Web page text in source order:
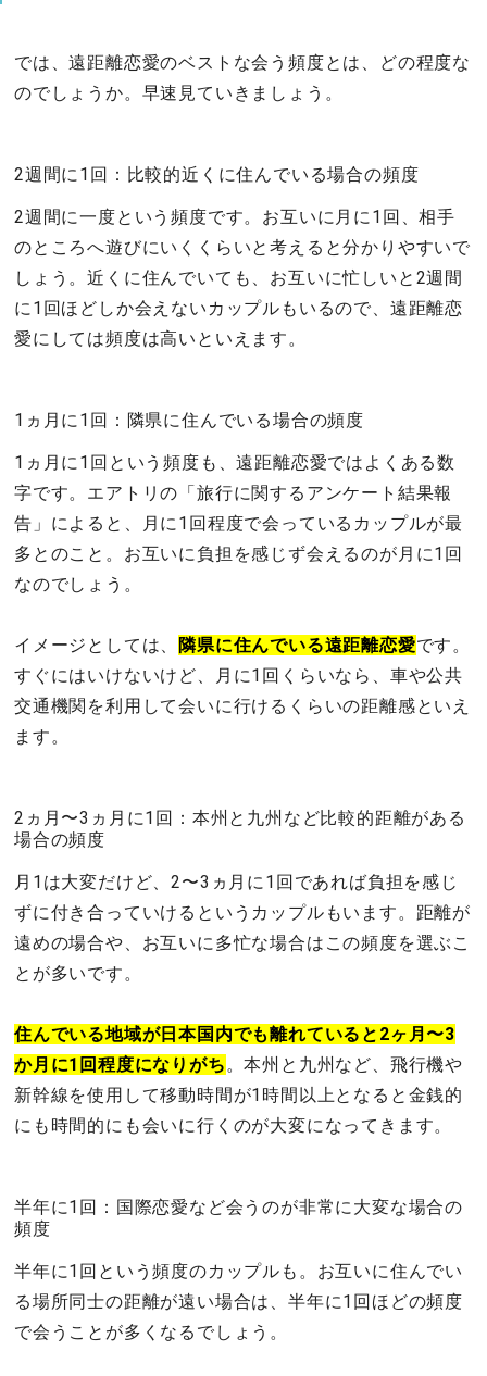
では、遠距離恋愛のベストな会う頻度とは、どの程度な
のでしょうか。早速見ていきましょう。
2週間に1回：比較的近くに住んでいる場合の頻度
2週間に一度という頻度です。お互いに月に1回、相手
のところへ遊びにいくくらいと考えると分かりやすいで
しょう。近くに住んでいても、お互いに忙しいと2週間
に1回ほどしか会えないカップルもいるので、遠距離恋
愛にしては頻度は高いといえます。
1ヵ月に1回：隣県に住んでいる場合の頻度
1ヵ月に1回という頻度も、遠距離恋愛ではよくある数
字です。エアトリの「旅行に関するアンケート結果報
告」によると、月に1回程度で会っているカップルが最
多とのこと。お互いに負担を感じず会えるのが月に1回
なのでしょう。
イメージとしては、 隣県に住んでいる遠距離恋愛です。
すぐにはいけないけど、月に1回くらいなら、車や公共
交通機関を利用して会いに行けるくらいの距離感といえ
ます。
2ヵ月〜3ヵ月に1回：本州と九州など比較的距離がある
場合の頻度
月1は大変だけど、2〜3ヵ月に1回であれば負担を感じ
ずに付き合っていけるというカップルもいます。距離が
遠めの場合や、お互いに多忙な場合はこの頻度を選ぶこ
とが多いです。
住んでいる地域が日本国内でも離れていると2ヶ月〜3
か月に1回程度になりがち。本州と九州など、飛行機や
新幹線を使用して移動時間が1時間以上となると金銭的
にも時間的にも会いに行くのが大変になってきます。
半年に1回：国際恋愛など会うのが非常に大変な場合の
頻度
半年に1回という頻度のカップルも。お互いに住んでい
る場所同士の距離が遠い場合は、半年に1回ほどの頻度
で会うことが多くなるでしょう。